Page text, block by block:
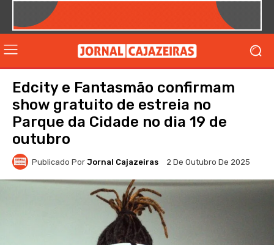
Edcity e Fantasmão confirmam
show gratuito de estreia no
Parque da Cidade no dia 19 de
outubro
Publicado Por Jornal Cajazeiras 2 De Outubro De 2025